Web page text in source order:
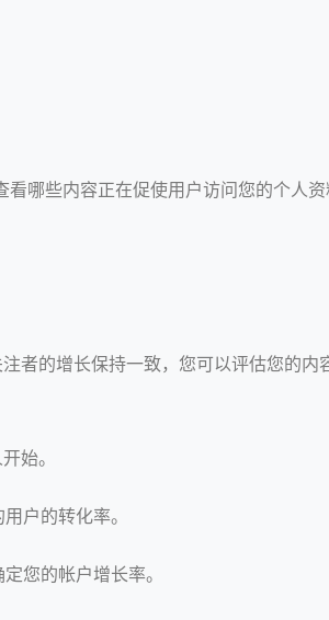
哪些内容正在促使用户访问您的个人资
者的增长保持一致，您可以评估您的内
始。
户的转化率。
您的帐户增长率。